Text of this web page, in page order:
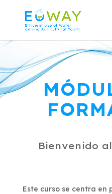
Bienvenido
Este curso se centra en